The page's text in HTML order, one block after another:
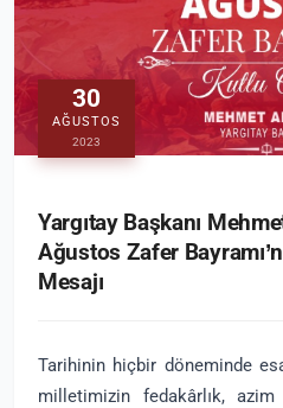
30
AĞUSTOS
2023
Yargıtay Başkanı
Ağustos Zafer
Mesajı
Tarihinin hiçbir döneminde
milletimizin fedakârlık,